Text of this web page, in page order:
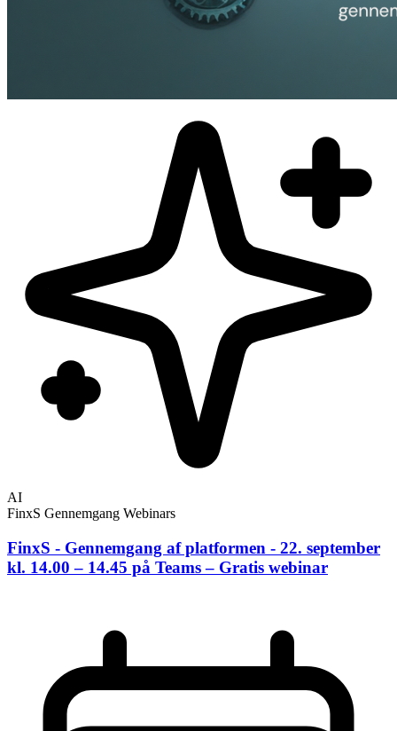
AI
FinxS Gennemgang Webinars
FinxS - Gennemgang af platformen - 22. september
kl. 14.00 – 14.45 på Teams – Gratis webinar